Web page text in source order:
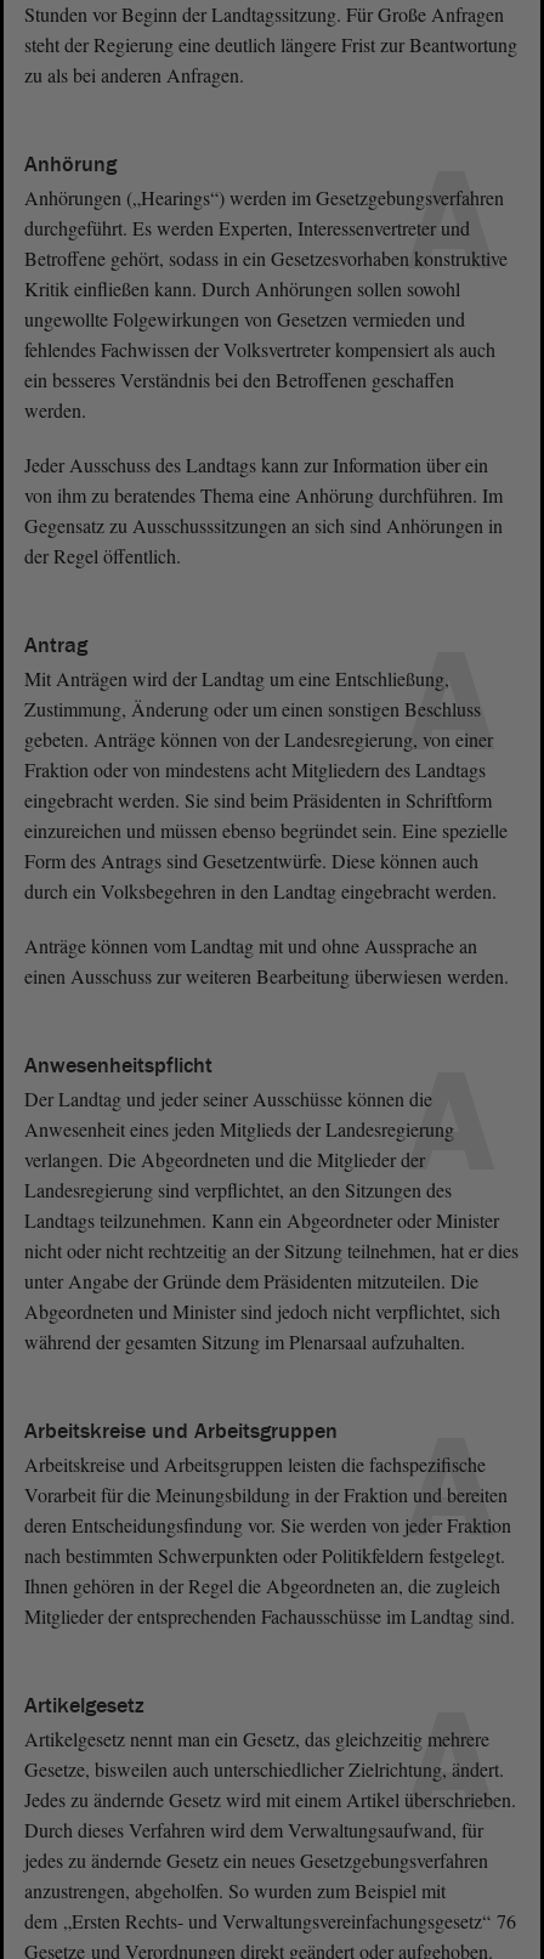
Stunden vor Beginn der Landtagssitzung. Für Große Anfragen
steht der Regierung eine deutlich längere Frist zur Beantwortung
zu als bei anderen Anfragen.
A
Anhörung
Anhörungen („Hearings“) werden im Gesetzgebungsverfahren
durchgeführt. Es werden Experten, Interessenvertreter und
Betroffene gehört, sodass in ein Gesetzesvorhaben konstruktive
Kritik einfließen kann. Durch Anhörungen sollen sowohl
ungewollte Folgewirkungen von Gesetzen vermieden und
fehlendes Fachwissen der Volksvertreter kompensiert als auch
ein besseres Verständnis bei den Betroffenen geschaffen
werden.
Jeder Ausschuss des Landtags kann zur Information über ein
von ihm zu beratendes Thema eine Anhörung durchführen. Im
Gegensatz zu Ausschusssitzungen an sich sind Anhörungen in
der Regel öffentlich.
A
Antrag
Mit Anträgen wird der Landtag um eine Entschließung,
Zustimmung, Änderung oder um einen sonstigen Beschluss
gebeten. Anträge können von der Landesregierung, von einer
Fraktion oder von mindestens acht Mitgliedern des Landtags
eingebracht werden. Sie sind beim Präsidenten in Schriftform
einzureichen und müssen ebenso begründet sein. Eine spezielle
Form des Antrags sind Gesetzentwürfe. Diese können auch
durch ein Volksbegehren in den Landtag eingebracht werden.
Anträge können vom Landtag mit und ohne Aussprache an
einen Ausschuss zur weiteren Bearbeitung überwiesen werden.
A
Anwesenheitspflicht
Der Landtag und jeder seiner Ausschüsse können die
Anwesenheit eines jeden Mitglieds der Landesregierung
verlangen. Die Abgeordneten und die Mitglieder der
Landesregierung sind verpflichtet, an den Sitzungen des
Landtags teilzunehmen. Kann ein Abgeordneter oder Minister
nicht oder nicht rechtzeitig an der Sitzung teilnehmen, hat er dies
unter Angabe der Gründe dem Präsidenten mitzuteilen. Die
Abgeordneten und Minister sind jedoch nicht verpflichtet, sich
während der gesamten Sitzung im Plenarsaal aufzuhalten.
A
Arbeitskreise und Arbeitsgruppen
Arbeitskreise und Arbeitsgruppen leisten die fachspezifische
Vorarbeit für die Meinungsbildung in der Fraktion und bereiten
deren Entscheidungsfindung vor. Sie werden von jeder Fraktion
nach bestimmten Schwerpunkten oder Politikfeldern festgelegt.
Ihnen gehören in der Regel die Abgeordneten an, die zugleich
Mitglieder der entsprechenden Fachausschüsse im Landtag sind.
A
Artikelgesetz
Artikelgesetz nennt man ein Gesetz, das gleichzeitig mehrere
Gesetze, bisweilen auch unterschiedlicher Zielrichtung, ändert.
Jedes zu ändernde Gesetz wird mit einem Artikel überschrieben.
Durch dieses Verfahren wird dem Verwaltungsaufwand, für
jedes zu ändernde Gesetz ein neues Gesetzgebungsverfahren
anzustrengen, abgeholfen. So wurden zum Beispiel mit
dem „Ersten Rechts- und Verwaltungsvereinfachungsgesetz“ 76
Gesetze und Verordnungen direkt geändert oder aufgehoben.